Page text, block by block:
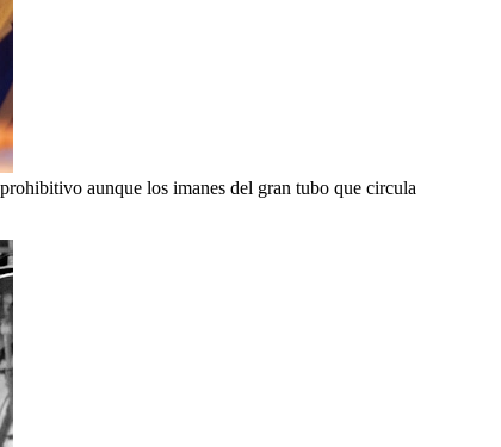
aunque los imanes del gran tubo que circula